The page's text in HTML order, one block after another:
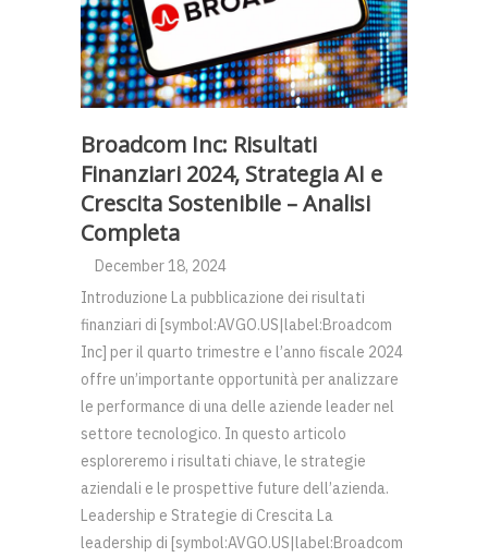
Broadcom Inc: Risultati
Finanziari 2024, Strategia AI e
Crescita Sostenibile – Analisi
Completa
December 18, 2024
Introduzione La pubblicazione dei risultati
finanziari di [symbol:AVGO.US|label:Broadcom
Inc] per il quarto trimestre e l’anno fiscale 2024
offre un’importante opportunità per analizzare
le performance di una delle aziende leader nel
settore tecnologico. In questo articolo
esploreremo i risultati chiave, le strategie
aziendali e le prospettive future dell’azienda.
Leadership e Strategie di Crescita La
leadership di [symbol:AVGO.US|label:Broadcom